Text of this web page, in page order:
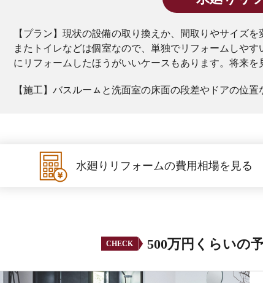
【プラン】現状の設備の取り換えか、間取りやサイズ
またトイレなどは個室なので、単独でリフォームしや
にリフォームしたほうがいいケースもあります。将来
【施工】バスルーㇺと洗面室の床面の段差やドアの位
水廻りリフォームの費用相場を見る
500万円くらいの